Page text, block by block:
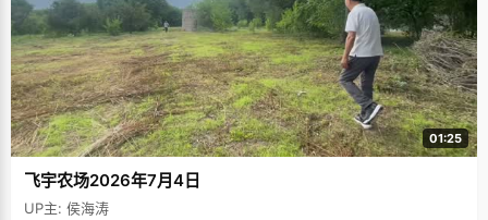
01:25
飞宇农场2026年7月4日
UP主: 侯海涛